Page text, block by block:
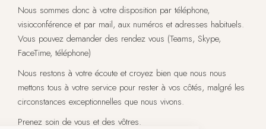
Nous sommes donc à votre disposition par téléphone,
visioconférence et par mail, aux numéros et adresses habituels.
Vous pouvez demander des rendez vous (Teams, Skype,
FaceTime, téléphone)
Nous restons à votre écoute et croyez bien que nous nous
mettons tous à votre service pour rester à vos côtés, malgré les
circonstances exceptionnelles que nous vivons.
Prenez soin de vous et des vôtres.